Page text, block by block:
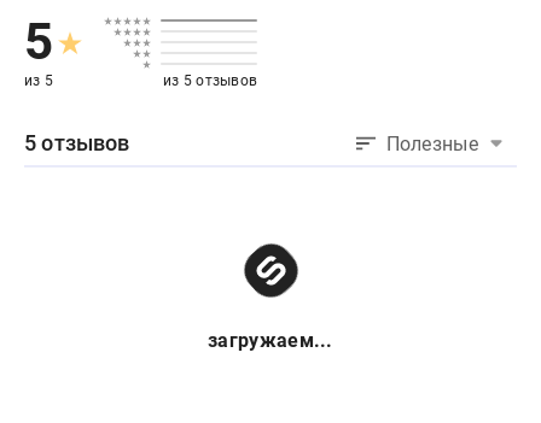
5
из 5 из 5 отзывов
5 отзывов Полезные
загружаем...